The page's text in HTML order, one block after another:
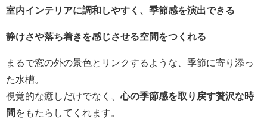
室内インテリアに調和しやすく、季節感を演出できる
静けさや落ち着きを感じさせる空間をつくれる
まるで窓の外の景色とリンクするような、季節に寄り添っ
た水槽。
視覚的な癒しだけでなく、心の季節感を取り戻す贅沢な時
間 をもたらしてくれます。